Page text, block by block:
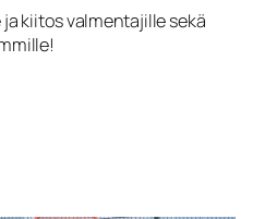
kiitos valmentajille sekä